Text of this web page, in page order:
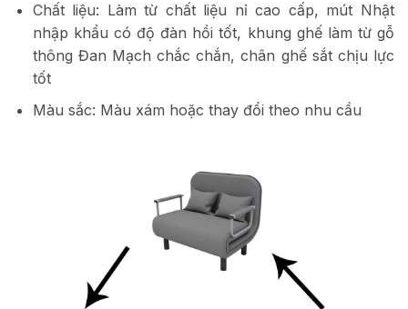
Chất liệu: Làm từ chất liệu nỉ cao cấp, mút Nhật
nhập khẩu có độ đàn hồi tốt, khung ghế làm từ gỗ
thông Đan Mạch chắc chắn, chân ghế sắt chịu lực
tốt
Màu sắc: Màu xám hoặc thay đổi theo nhu cầu